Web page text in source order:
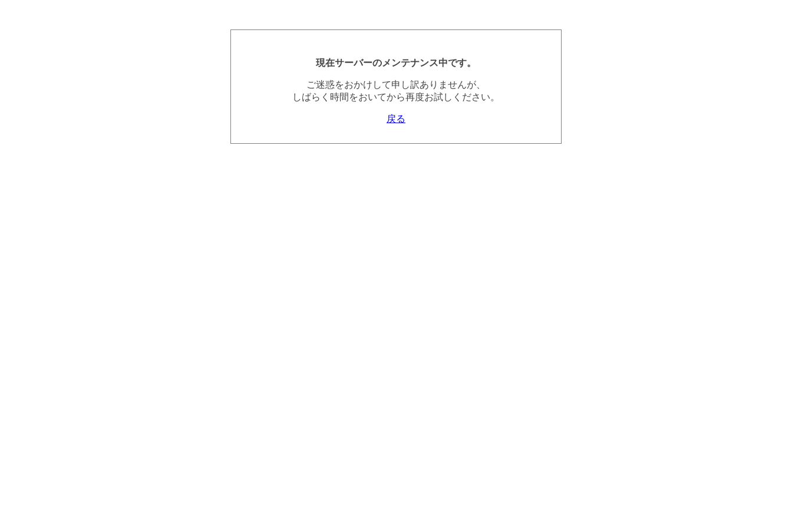
現在サーバーのメンテナンス中です。
ご迷惑をおかけして申し訳ありませんが、
しばらく時間をおいてから再度お試しください。
戻る